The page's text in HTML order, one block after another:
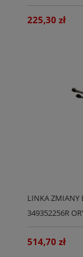
225,30 zł
LINKA ZMIANY
349352256R
514,70 zł